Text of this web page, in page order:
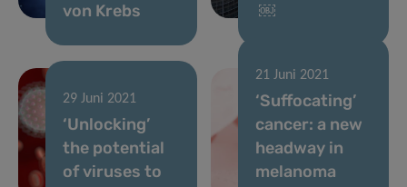
von Krebs
￼
29 Juni 2021
‘Unlocking’
the potential
of viruses to
21 Juni 2021
‘Suffocating’
cancer: a new
headway in
melanoma